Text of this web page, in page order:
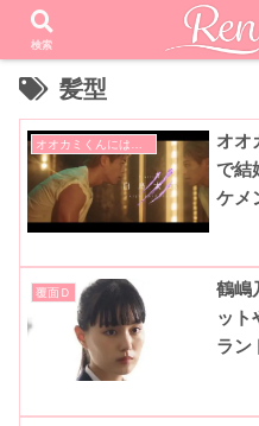
髪型
オオ
で結
ケメ
覆面Ｄ
鶴嶋
ット
ラン
検索